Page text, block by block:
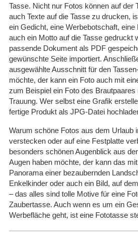
Tasse. Nicht nur Fotos können auf der
auch Texte auf die Tasse zu drucken,
ein Gedicht, eine Werbebotschaft,
auch ein Motto auf die Tasse gedruckt
passende Dokument als PDF
gewünschte Seite importiert.
ausgewählte Ausschnitt für den
möchte, der kann ein Foto auch mit
zum Beispiel ein Foto des
Trauung. Wer selbst eine Grafik
fertige Produkt als JPG-Datei
Warum schöne Fotos aus dem Urlaub
verstecken oder auf eine Festplatte
besonders schönen Augenblick aus
Augen haben möchte, der kann das
Panorama einer bezaubernden
Enkelkinder oder auch ein Bild, auf
– das alles sind tolle Motive für eine
Zaubertasse. Auch wenn es um ein
Werbefläche geht, ist eine Fototasse